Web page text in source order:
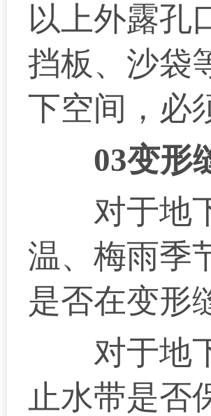
以上外露孔
挡板、沙袋
下空间，必
03变形
对于地下
温、梅雨季
是否在变形
对于地下
止水带是否